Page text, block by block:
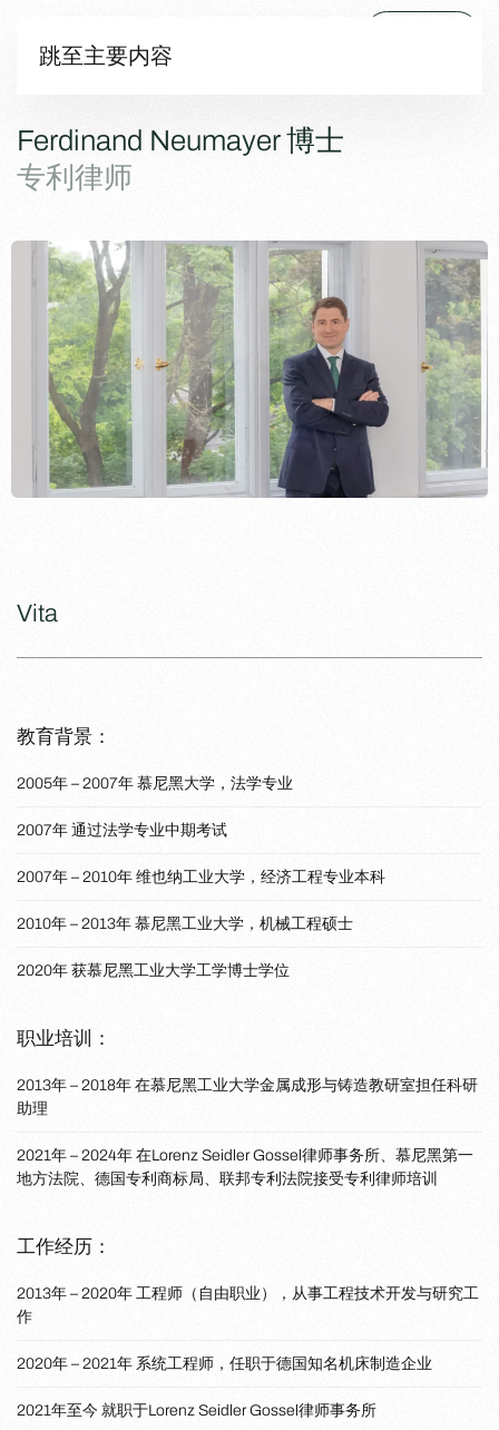
跳至主要内容
Ferdinand Neumayer 博士
专利律师
Vita
教育背景：
2005年 – 2007年 慕尼黑大学，法学专业
2007年 通过法学专业中期考试
2007年 – 2010年 维也纳工业大学，经济工程专业本科
2010年 – 2013年 慕尼黑工业大学，机械工程硕士
2020年 获慕尼黑工业大学工学博士学位
职业培训：
2013年 – 2018年 在慕尼黑工业大学金属成形与铸造教研室担任科研
助理
2021年 – 2024年 在Lorenz Seidler Gossel律师事务所、慕尼黑第一
地方法院、德国专利商标局、联邦专利法院接受专利律师培训
工作经历：
2013年 – 2020年 工程师（自由职业），从事工程技术开发与研究工
作
2020年 – 2021年 系统工程师，任职于德国知名机床制造企业
2021年至今 就职于Lorenz Seidler Gossel律师事务所